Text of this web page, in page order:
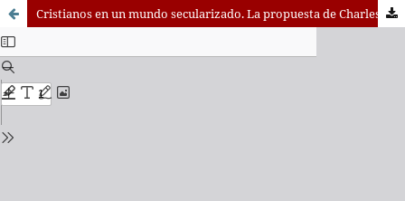
Cristianos en un mundo secularizado. La propuesta de Charles Taylor